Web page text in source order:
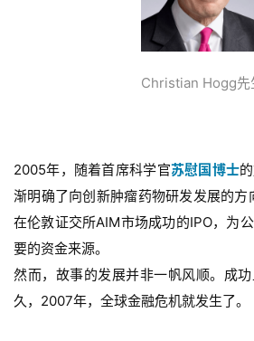
Christian Hogg先
2005年，随着首席科学官苏慰国博士
渐明确了向创新肿瘤药物研发发展的
在伦敦证交所AIM市场成功的IPO，为
要的资金来源。
然而，故事的发展并非一帆风顺。成
久，2007年，全球金融危机就发生了。